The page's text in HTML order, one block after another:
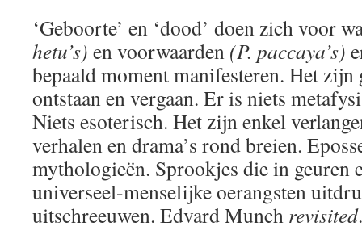
‘Geboorte’ en ‘dood’ doen zich voor
hetu’s) en voorwaarden (P. paccaya’s)
bepaald moment manifesteren. Het zijn
ontstaan en vergaan. Er is niets
Niets esoterisch. Het zijn enkel
verhalen en drama’s rond breien.
mythologieën. Sprookjes die in geuren
universeel-menselijke oerangsten
uitschreeuwen. Edvard Munch revisited.